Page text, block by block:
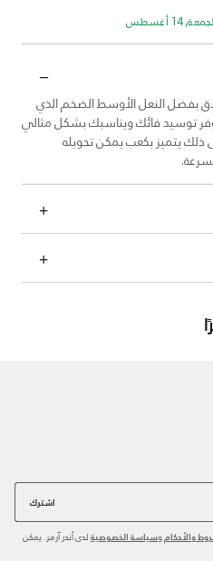
بفضل النعل الأوسط الضخم الذي
توسيد فائك ويناسبك بشكل مثالي
ذلك يتميز بكعب يمكن تحويله
اشترك
والأحكام وسياسة الخصوصية لدى أندر آرمر. يمكن